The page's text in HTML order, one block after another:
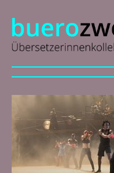
nglish
rançais
taliano